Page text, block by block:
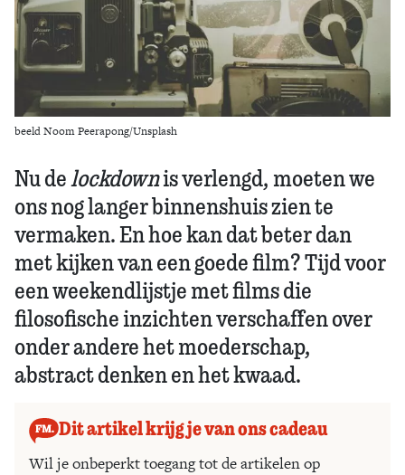
beeld Noom Peerapong/Unsplash
Nu delockdownis verlengd, moeten we
ons nog langer binnenshuis zien te
vermaken. En hoe kan dat beter dan
met kijken van een goede film? Tijd voor
een weekendlijstje met films die
filosofische inzichten verschaffen over
onder andere het moederschap,
abstract denken en het kwaad.
Dit artikel krijg je van ons cadeau
Wil je onbeperkt toegang tot de artikelen op